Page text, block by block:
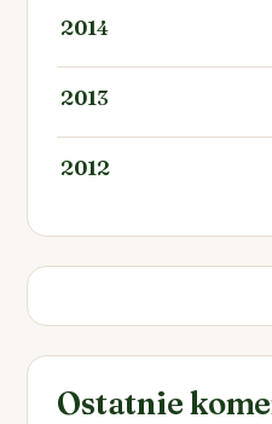
2014
2013
2012
Ostatnie